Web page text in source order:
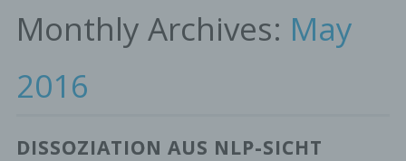
Monthly Archives: May
2016
DISSOZIATION AUS NLP-SICHT